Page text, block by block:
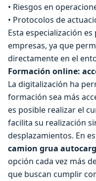
• Riesgos en
• Protocolos de
Esta especialización
empresas, ya que
directamente en el
Formación online:
La digitalización ha
formación sea más
es posible realizar el
facilita su realización
desplazamientos. En
camion grua
opción cada vez más
que buscan cumplir